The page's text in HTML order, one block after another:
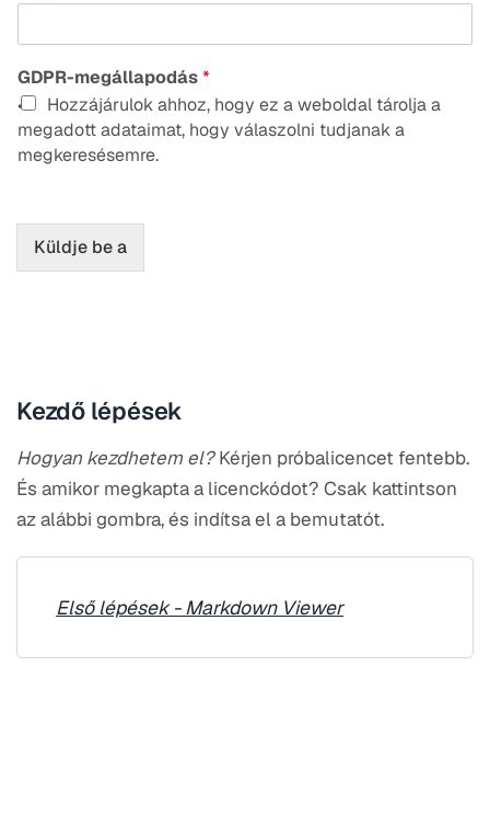
GDPR-megállapodás*
Hozzájárulok ahhoz, hogy ez a weboldal tárolja a
megadott adataimat, hogy válaszolni tudjanak a
megkeresésemre.
Küldje be a
Kezdő lépések
Hogyan kezdhetem el?Kérjen próbalicencet fentebb.
És amikor megkapta a licenckódot? Csak kattintson
az alábbi gombra, és indítsa el a bemutatót.
Első lépések - Markdown Viewer